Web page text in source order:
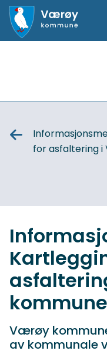
for asfaltering
Værøy
av kommunale